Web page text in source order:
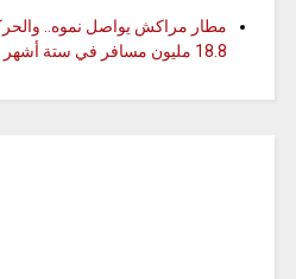
مطار مراكش يواصل نموه..
18.8 مليون مسافر في ستة أشهر